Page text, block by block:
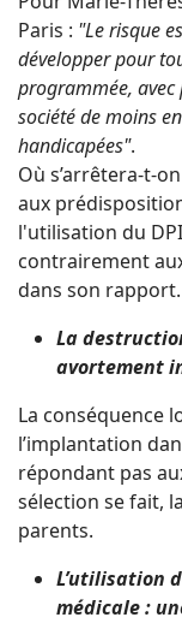
Paris : "Le risque
développer pour
programmée, avec
société de moins
handicapées".
Où s’arrêtera-t-
aux
l'utilisation du
contrairement
dans son rapport.
La
avortement
La conséquence
l’implantation
répondant pas
sélection se fait,
parents.
L’utilisation
médicale :